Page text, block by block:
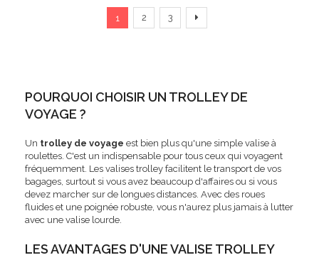
Page
Vous lisez actuellement la page
1 2 3 Suivant
POURQUOI CHOISIR UN TROLLEY DE
VOYAGE ?
Un trolley de voyage est bien plus qu'une simple valise à
roulettes. C'est un indispensable pour tous ceux qui voyagent
fréquemment. Les valises trolley facilitent le transport de vos
bagages, surtout si vous avez beaucoup d'affaires ou si vous
devez marcher sur de longues distances. Avec des roues
fluides et une poignée robuste, vous n'aurez plus jamais à lutter
avec une valise lourde.
LES AVANTAGES D'UNE VALISE TROLLEY